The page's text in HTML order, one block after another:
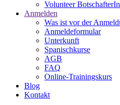
Volunteer
Anmelden
Was ist vor der
Anmeldeformular
Unterkunft
Spanischkurse
AGB
FAQ
Online-Trainingskurs
Blog
Kontakt